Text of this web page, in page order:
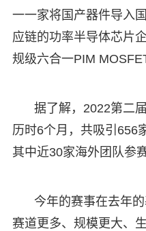
一一家将国产器件导入
应链的功率半导体芯片
规级六合一PIM
据了解，2022第二
历时6个月，共吸引656
其中近30家海外团队参
今年的赛事在去年
赛道更多、规模更大、